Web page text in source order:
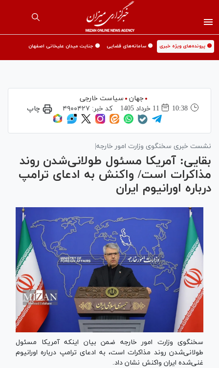
🟡 پرونده‌های ویژه خبری 🟡 سامانه‌های قضایی 🟡 جنایت میدان علیخانی اصفهان
جهان
سیاست خارجی
10:38
11 خرداد 1405 کد خبر: ۴۹۰۰۴۲۷ چاپ
نشست خبری سخنگوی وزارت امور خارجه|
بقایی: آمریکا مسئول طولانی‌شدن روند
مذاکرات است/ واکنش به ادعای ترامپ
درباره اورانیوم ایران
سخنگوی وزارت امور خارجه ضمن بیان اینکه آمریکا مسئول
طولانی‌شدن روند مذاکرات است، به ادعای ترامپ درباره اورانیوم
غنی‌شده ایران واکنش نشان داد.